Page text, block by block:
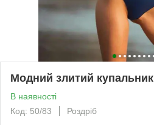
Модний злитий купальник
В наявності
Код: 50/83
Роздріб